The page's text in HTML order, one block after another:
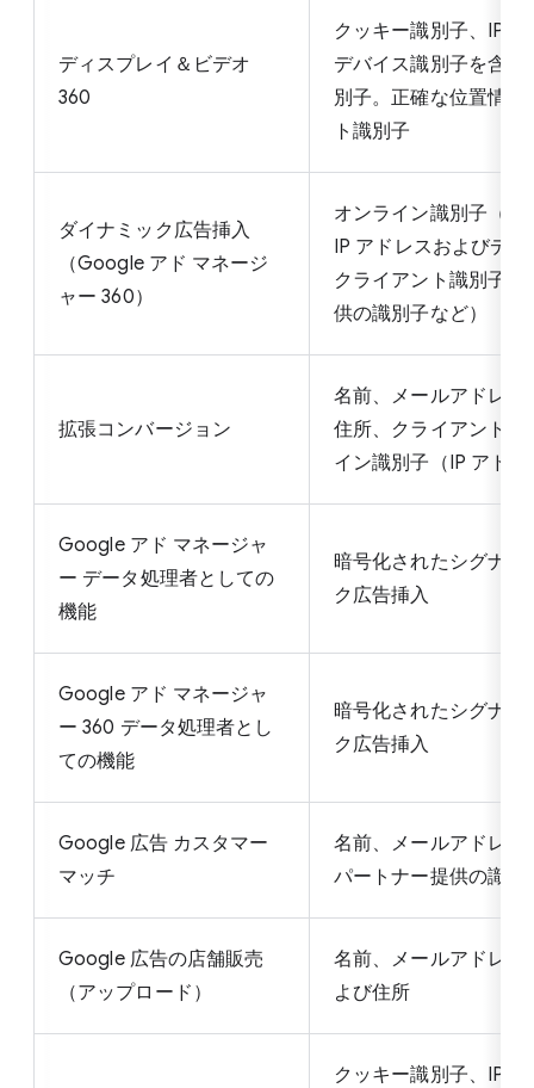
ディスプレイ＆ビデオ
360
クッキー識別子、IPア
デバイス識別子を含む
別子。正確な位置情報
ト識別子
ダイナミック広告挿入
（Google アド マネージ
ャー 360）
オンライン識別子（
IP アドレスおよびデ
クライアント識別子、
供の識別子など）
拡張コンバージョン
名前、メールアドレス
住所、クライアント識
イン識別子（IP アド
Google アド マネージャ
ー データ処理者としての
機能
暗号化されたシグナル
ク広告挿入
Google アド マネージャ
ー 360 データ処理者とし
ての機能
暗号化されたシグナル
ク広告挿入
Google 広告 カスタマー
マッチ
名前、メールアドレス
パートナー提供の識別
Google 広告の店舗販売
（アップロード）
名前、メールアドレス
よび住所
クッキー識別子、IPア